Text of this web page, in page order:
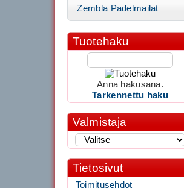
Zembla Padelmailat
Tuotehaku
Anna hakusana.
Tarkennettu haku
Valmistaja
Tietosivut
Toimitusehdot